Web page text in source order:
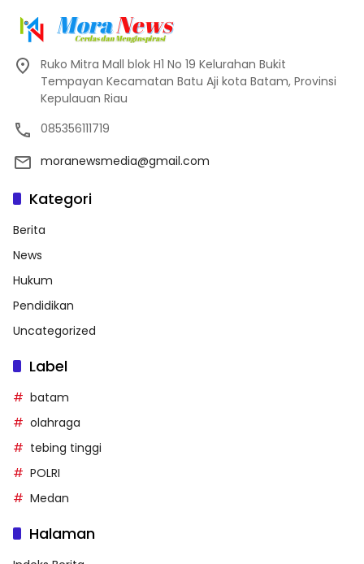
Ruko Mitra Mall blok H1 No 19 Kelurahan Bukit
Tempayan Kecamatan Batu Aji kota Batam, Provinsi
Kepulauan Riau
085356111719
moranewsmedia@gmail.com
Kategori
Berita
News
Hukum
Pendidikan
Uncategorized
Label
batam
olahraga
tebing tinggi
POLRI
Medan
Halaman